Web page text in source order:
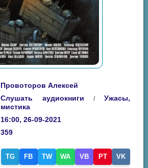
Провоторов Алексей
Слушать аудиокниги /Ужасы,
мистика
16:00, 26-09-2021
359
TG FB TW WA VB PT VK